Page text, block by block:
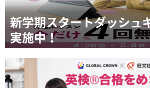
新学期スタートダッシュ
実施中！